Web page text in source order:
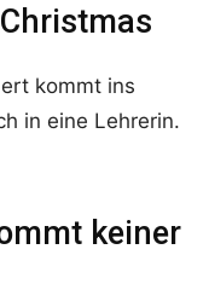
kommt ins
in eine Lehrerin.
keiner